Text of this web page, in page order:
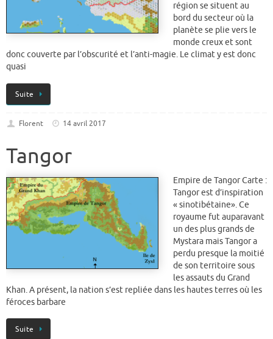
région se situent au
bord du secteur où la
planète se plie vers le
monde creux et sont
donc couverte par l’obscurité et l’anti-magie. Le climat y est donc
quasi
Suite
Florent 14 avril 2017
Tangor
Empire de Tangor Carte :
Tangor est d’inspiration
« sinotibétaine». Ce
royaume fut auparavant
un des plus grands de
Mystara mais Tangor a
perdu presque la moitié
de son territoire sous
les assauts du Grand
Khan. A présent, la nation s’est repliée dans les hautes terres où les
féroces barbare
Suite